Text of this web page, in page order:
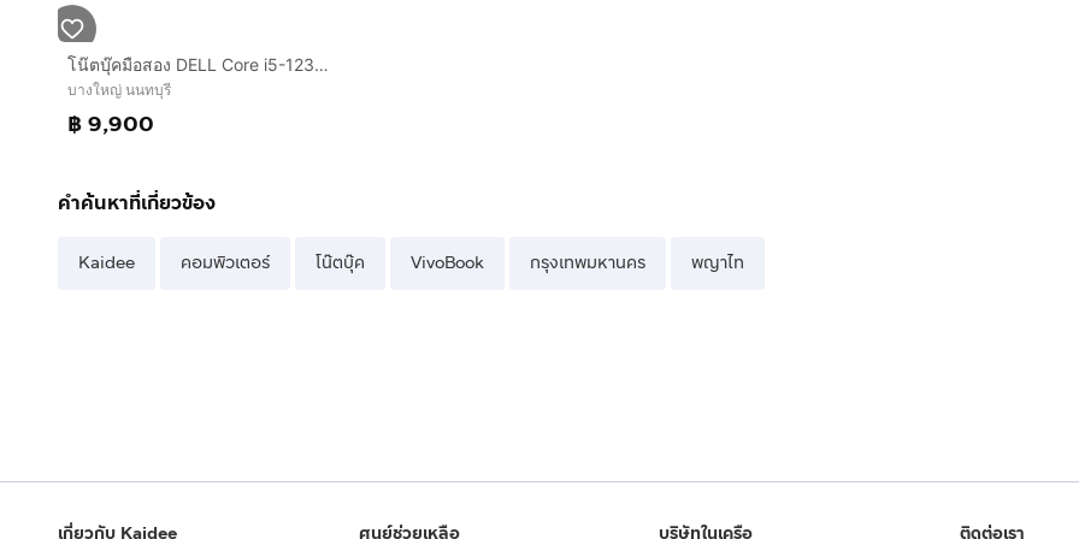
โน๊ตบุ๊คมือสอง DELL Core i5-1235U จอ14”FHD แรม8+NVMe512+การ์ดจอ Iris+วินโดว์แท้
บางใหญ่ นนทบุรี
฿ 9,900
คำค้นหาที่เกี่ยวข้อง
Kaidee คอมพิวเตอร์ โน๊ตบุ๊ค VivoBook กรุงเทพมหานคร พญาไท
เกี่ยวกับ Kaidee ศูนย์ช่วยเหลือ บริษัทในเครือ ติดต่อเรา